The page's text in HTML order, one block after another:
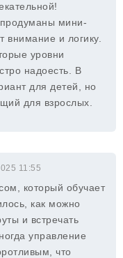
продуманы мини-
внимание и логику.
уровни
надоесть. В
для детей, но
для взрослых.
11:55
который обучает
как можно
и встречать
управление
что